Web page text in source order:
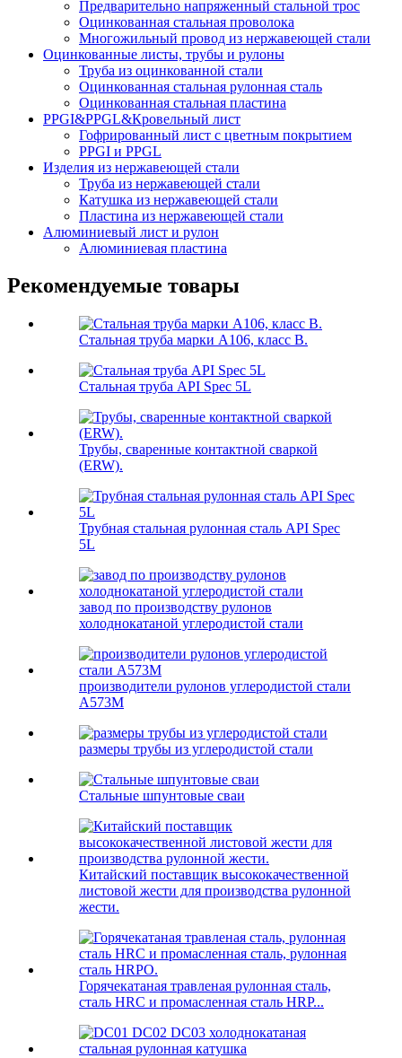
Предварительно напряженный стальной трос
Оцинкованная стальная проволока
Многожильный провод из нержавеющей стали
Оцинкованные листы, трубы и рулоны
Труба из оцинкованной стали
Оцинкованная стальная рулонная сталь
Оцинкованная стальная пластина
PPGI&PPGL&Кровельный лист
Гофрированный лист с цветным покрытием
PPGI и PPGL
Изделия из нержавеющей стали
Труба из нержавеющей стали
Катушка из нержавеющей стали
Пластина из нержавеющей стали
Алюминиевый лист и рулон
Алюминиевая пластина
Рекомендуемые товары
Стальная труба марки А106, класс B.
Стальная труба API Spec 5L
Трубы, сваренные контактной сваркой
(ERW).
Трубная стальная рулонная сталь API Spec
5L
завод по производству рулонов
холоднокатаной углеродистой стали
производители рулонов углеродистой стали
A573М
размеры трубы из углеродистой стали
Стальные шпунтовые сваи
Китайский поставщик высококачественной
листовой жести для производства рулонной
жести.
Горячекатаная травленая рулонная сталь,
сталь HRC и промасленная сталь HRP...